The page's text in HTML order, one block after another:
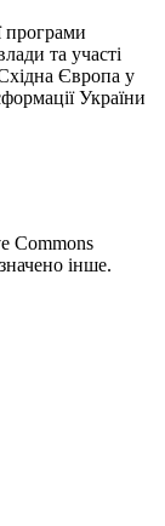
програми
та участі
Європа у
України
Commons
інше.